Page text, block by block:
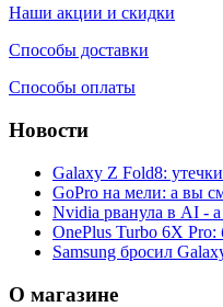
Наши акции и скидки
Способы доставки
Способы оплаты
Новости
Galaxy Z Fold8:
GoPro на мели: а вы
Nvidia рванула в AI -
OnePlus Turbo 6X
Samsung бросил
О магазине